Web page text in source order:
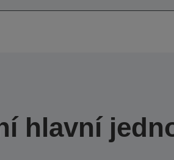
hlavní